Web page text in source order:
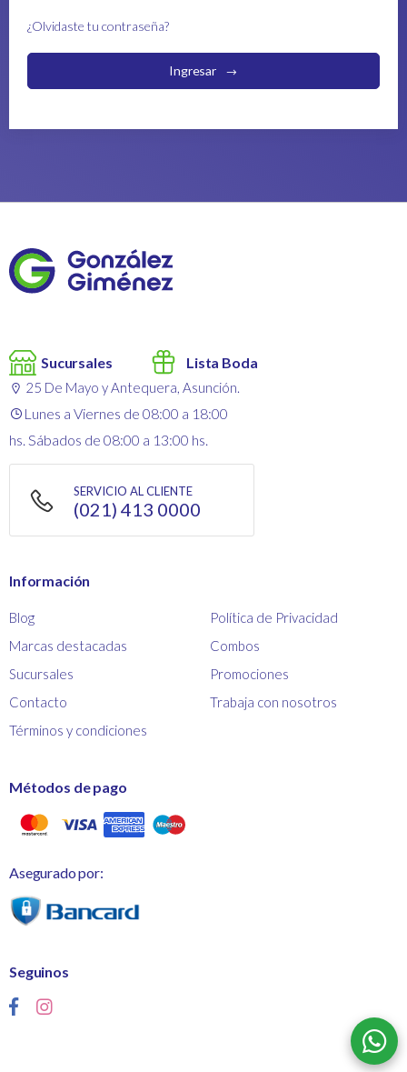
Ingresar
¿Olvidaste tu contraseña?
Sucursales Lista Boda
25 De Mayo y Antequera, Asunción.
Lunes a Viernes de 08:00 a 18:00
hs. Sábados de 08:00 a 13:00 hs.
SERVICIO AL CLIENTE
(021) 413 0000
Información
Blog
Marcas destacadas
Sucursales
Contacto
Términos y condiciones
Política de Privacidad
Combos
Promociones
Trabaja con nosotros
Métodos de pago
Asegurado por:
Seguinos